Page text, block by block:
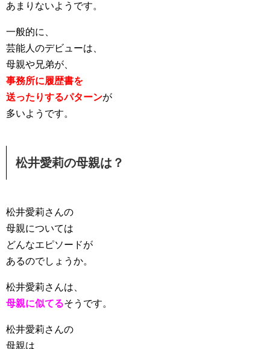
あまりないようです。
一般的に、
芸能人のデビューは、
母親や兄弟が、
事務所に履歴書を
送ったりするパターンが
多いようです。
松井愛莉の母親は？
松井愛莉さんの
母親については
どんなエピソードが
あるのでしょうか。
松井愛莉さんは、
母親に似てるそうです。
松井愛莉さんの
母親は